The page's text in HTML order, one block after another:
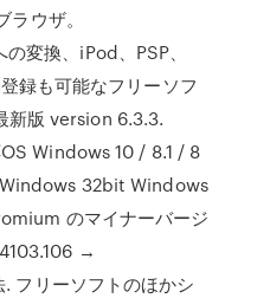
ウザ。
変換、iPod、PSP、
録も可能なフリーソフ
新版 version 6.3.3.
Windows 10 / 8.1 / 8
32bit Windows
のマイナーバージ
→
フリーソフトのほかシ